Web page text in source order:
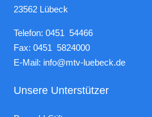
23562 Lübeck
Telefon: 0451 54466
Fax: 0451 5824000
E-Mail: info@mtv-luebeck.de
Unsere Unterstützer